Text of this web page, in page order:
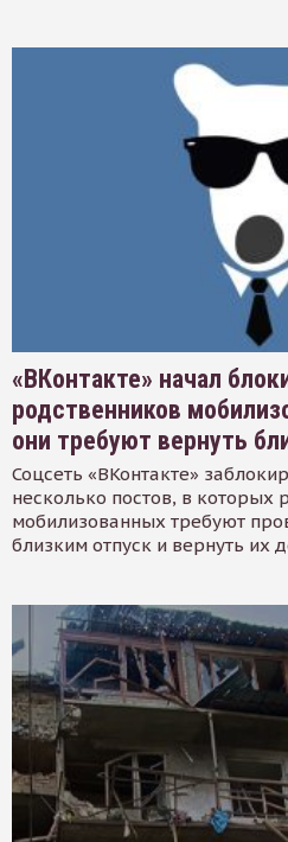
«ВКонтакте» начал
родственников
они требуют вернуть
Соцсеть «ВКонтакте»
несколько постов, в которых
мобилизованных требуют
близким отпуск и вернуть их